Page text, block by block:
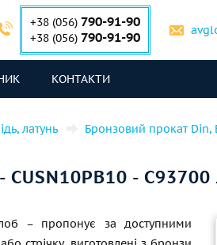
+38 (056) 790-91-90
+38 (056) 790-91-90
КОНТАКТИ
латунь Бронзовий прокат Din,
CUSN10PB10 -
– пропонує за доступними